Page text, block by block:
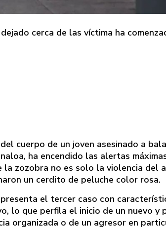
cerca de las víctima ha
cuerpo de un joven asesinado a
ha encendido las alertas
la zozobra no es solo la violencia
un cerdito de peluche color rosa.
el tercer caso con
lo que perfila el inicio de un nuevo
organizada o de un agresor en